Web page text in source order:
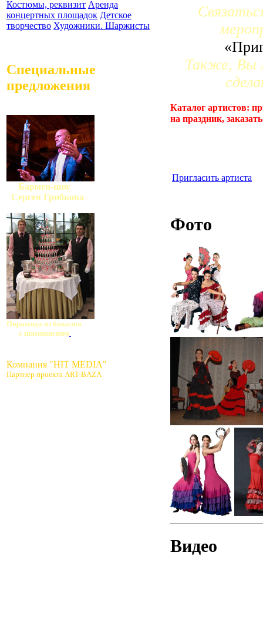
Костюмы, реквизит Аренда
концертных площадок Детское
творчество Художники. Шаржисты
Специальные
предложения
Бармен-шоу
Сергея Грибкова
Пирамида из бокалов
с шампанским
Компания "HIT MEDIA"
Партнер проекта ART-BAZA
Также, Вы
Каталог артистов:
на праздник,
Пригласить артиста
Фото
Видео